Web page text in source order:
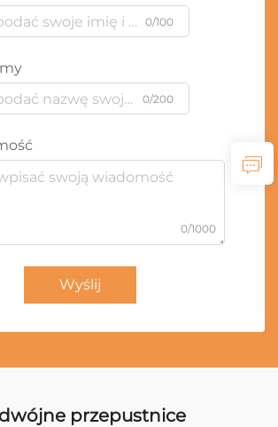
0/100
0/200
0/1000
Wyślij
przepustnice